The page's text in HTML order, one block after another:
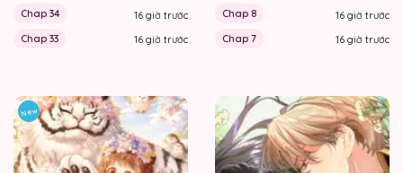
Chap 34
16 giờ trước
Chap 33
16 giờ trước
Chap 8
16 giờ trước
Chap 7
16 giờ trước
New